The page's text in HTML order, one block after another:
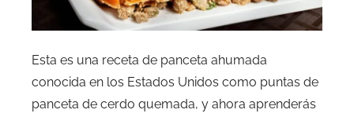
Esta es una receta de panceta ahumada
conocida en los Estados Unidos como puntas de
panceta de cerdo quemada, y ahora aprenderás